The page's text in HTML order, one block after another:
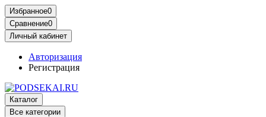
Избранное0
Сравнение0
Личный кабинет
Авторизация
Регистрация
Каталог
Все категории